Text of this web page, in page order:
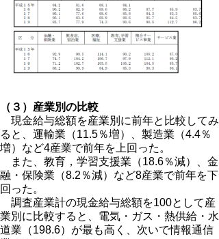
（３）産業別の比較
現金給与総額を産業別に前年と比較してみ
ると、運輸業（11.5％増）、製造業（4.4％
増）など4産業で前年を上回った。
また、教育，学習支援業（18.6％減）、金
融・保険業（8.2％減）など8産業で前年を下
回った。
調査産業計の現金給与総額を100として産
業別に比較すると、電気・ガス・熱供給・水
道業（198.6）が最も高く、次いで情報通信